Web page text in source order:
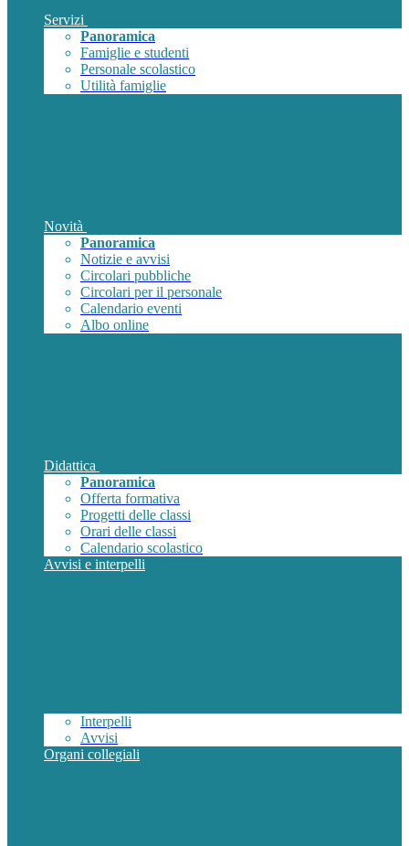
Servizi
Panoramica
Famiglie e studenti
Personale scolastico
Utilità famiglie
Novità
Panoramica
Notizie e avvisi
Circolari pubbliche
Circolari per il personale
Calendario eventi
Albo online
Didattica
Panoramica
Offerta formativa
Progetti delle classi
Orari delle classi
Calendario scolastico
Avvisi e interpelli
Interpelli
Avvisi
Organi collegiali